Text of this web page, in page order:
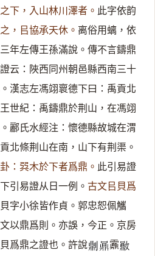
下，入山林川澤者。 此字依韵
，㠯協承天休。 离俗用螭，依
年左傳王孫滿說。傳不言鑄鼎
云：陜西同州朝邑縣西南三十
漢志左馮翊褱德下曰：禹貢北
世紀：禹鑄鼎於荆山，在馮翊
酈氏水經注：懷德縣故城在渭
北條荆山在南，山下有荆渠。
：㢲木於下者爲鼎。 此引易證
引易證从日一例。 古文㠯貝爲
字小徐皆作貞。郭忠恕佩觿
以鼎爲則。亦誤，今正。京房
爲鼎之證也。許說𠟭 𪔅 䨶𪔈